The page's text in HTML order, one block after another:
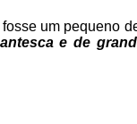
um pequeno
e de